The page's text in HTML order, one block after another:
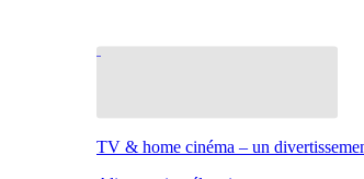
TV & home cinéma – un